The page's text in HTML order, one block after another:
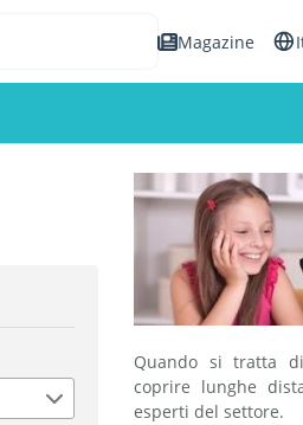
Magazine
Quando si tratta
coprire lunghe
esperti del settore.